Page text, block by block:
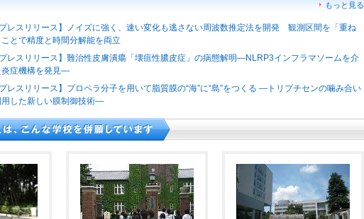
もっと見る
プレスリリース】ノイズに強く、速い変化も逃さない周波数推定法を開発 観測区間を「重ね
ことで精度と時間分解能を両立
プレスリリース】難治性皮膚潰瘍「壊疽性膿皮症」の病態解明―NLRP3インフラマソームを介
炎症機構を発見―
プレスリリース】プロペラ分子を用いて脂質膜の“海”に“島”をつくる ―トリプチセンの噛み合い
用した新しい膜制御技術―